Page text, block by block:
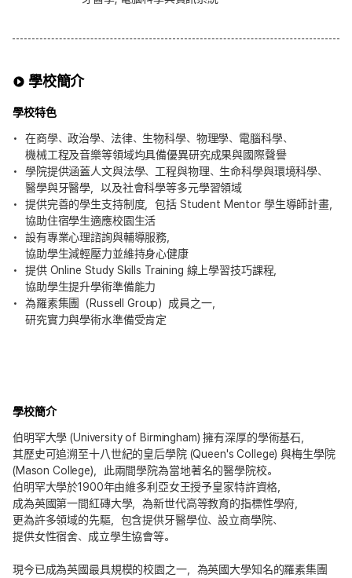
學校簡介
學校特色
在商學、政治學、法律、生物科學、物理學、電腦科學、
機械工程及音樂等領域均具備優異研究成果與國際聲譽
學院提供涵蓋人文與法學、工程與物理、生命科學與環境科學、
醫學與牙醫學，以及社會科學等多元學習領域
提供完善的學生支持制度，包括 Student Mentor 學生導師計畫，
協助住宿學生適應校園生活
設有專業心理諮詢與輔導服務，
協助學生減輕壓力並維持身心健康
提供 Online Study Skills Training 線上學習技巧課程，
協助學生提升學術準備能力
為羅素集團（Russell Group）成員之一，
研究實力與學術水準備受肯定
學校簡介
伯明罕大學 (University of Birmingham) 擁有深厚的學術基石，
其歷史可追溯至十八世紀的皇后學院 (Queen's College) 與梅生學院
(Mason College)，此兩間學院為當地著名的醫學院校。
伯明罕大學於1900年由維多利亞女王授予皇家特許資格，
成為英國第一間紅磚大學，為新世代高等教育的指標性學府，
更為許多領域的先驅，包含提供牙醫學位、設立商學院、
提供女性宿舍、成立學生協會等。
現今已成為英國最具規模的校園之一，為英國大學知名的羅素集團